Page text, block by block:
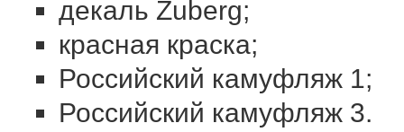
декаль Zuberg;
красная краска;
Российский камуфляж 1;
Российский камуфляж 3.